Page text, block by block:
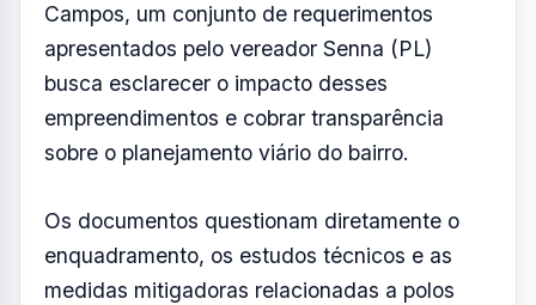
Campos, um conjunto de requerimentos
apresentados pelo vereador Senna (PL)
busca esclarecer o impacto desses
empreendimentos e cobrar transparência
sobre o planejamento viário do bairro.
Os documentos questionam diretamente o
enquadramento, os estudos técnicos e as
medidas mitigadoras relacionadas a polos